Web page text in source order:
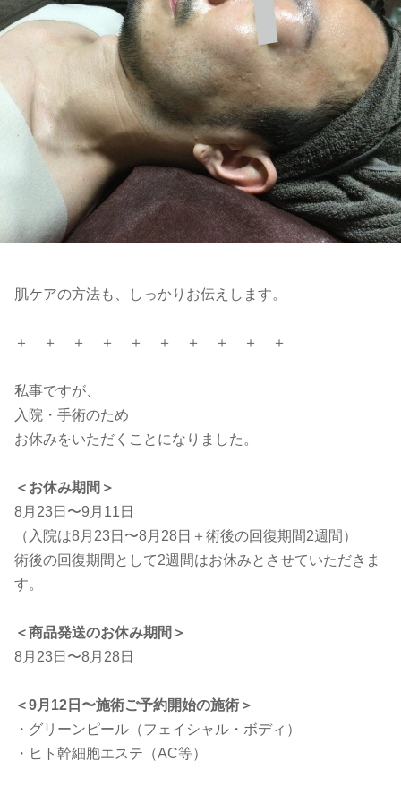
肌ケアの方法も、しっかりお伝えします。
＋ ＋ ＋ ＋ ＋ ＋ ＋ ＋ ＋ ＋
私事ですが、
入院・手術のため
お休みをいただくことになりました。
＜お休み期間＞
8月23日〜9月11日
（入院は8月23日〜8月28日＋術後の回復期間2週間）
術後の回復期間として2週間はお休みとさせていただきま
す。
＜商品発送のお休み期間＞
8月23日〜8月28日
＜9月12日〜施術ご予約開始の施術＞
・グリーンピール（フェイシャル・ボディ）
・ヒト幹細胞エステ（AC等）